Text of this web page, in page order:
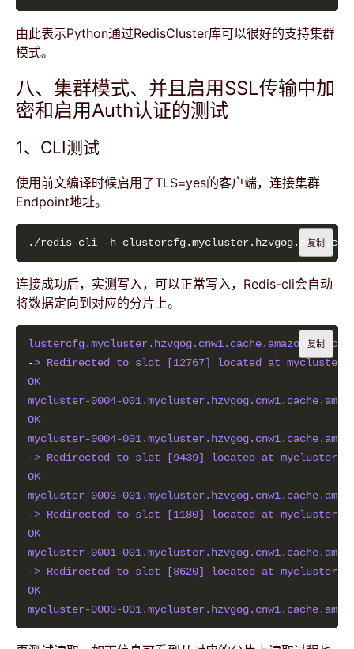
由此表示Python通过RedisCluster库可以很好的支持集群
模式。
八、集群模式、并且启用SSL传输中加
密和启用Auth认证的测试
1、CLI测试
使用前文编译时候启用了TLS=yes的客户端，连接集群
Endpoint地址。
./redis-cli -h 复制
连接成功后，实测写入，可以正常写入，Redis-cli会自动
将数据定向到对应的分片上。
-> Redirected to slot [12767] located at mycluster-
OK
mycluster-0004-
OK
mycluster-0004-
-> Redirected to slot [9439] located at mycluster-
OK
mycluster-0003-
-> Redirected to slot [1180] located at mycluster-
OK
mycluster-0001-
-> Redirected to slot [8620] located at mycluster-
OK
mycluster-0003-
复制